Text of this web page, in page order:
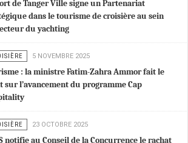
de Tanger Ville signe un Partenariat
dans le tourisme de croisière au sein
du yachting
5 NOVEMBRE 2025
: la ministre Fatim-Zahra Ammor fait le
sur l’avancement du programme Cap
23 OCTOBRE 2025
notifie au Conseil de la Concurrence le rachat